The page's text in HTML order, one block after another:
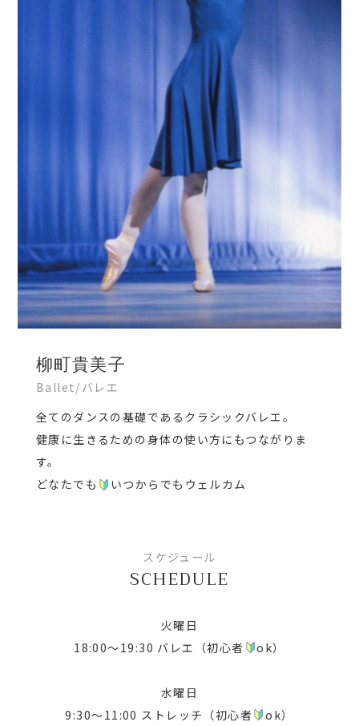
CONTACT
INSTGRAM
体験レッスンの予約はこちら
柳町貴美子
Ballet/バレエ
全てのダンスの基礎であるクラシックバレエ。
健康に生きるための身体の使い方にもつながりま
す。
どなたでも
いつからでもウェルカム
スケジュール
SCHEDULE
火曜日
18:00～19:30 バレエ（初心者
ok）
水曜日
9:30～11:00 ストレッチ（初心者
ok）